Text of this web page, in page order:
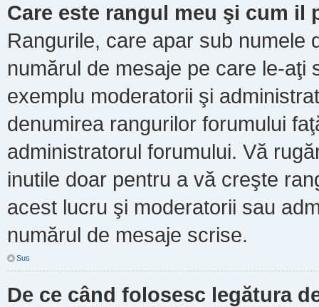
Care este rangul meu şi cum il
Rangurile, care apar sub numele
numărul de mesaje pe care le-aţi
exemplu moderatorii şi
denumirea rangurilor forumului
administratorul forumului. Vă
inutile doar pentru a vă creşte
acest lucru şi moderatorii sau
numărul de mesaje scrise.
Sus
De ce când folosesc legătura